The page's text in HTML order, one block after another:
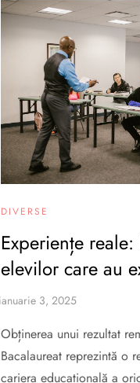
DIVERSE
Experiențe
elevilor care au
Obținerea unui rezultat
Bacalaureat reprezintă o
cariera educațională a